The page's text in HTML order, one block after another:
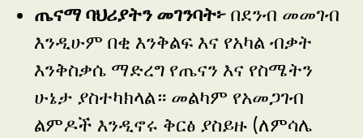
ጤናማ ባህሪያትን መገንባት፦ በደንብ መመገብ
እንዲሁም በቂ እንቅልፍ እና የአካል ብቃት
እንቅስቃሴ ማድረግ የጤናን እና የስሜትን
ሁኔታ ያስተካክላል። መልካም የአመጋገብ
ልምዶች እንዲኖሩ ቅርፅ ያስይዙ (ለምሳሌ